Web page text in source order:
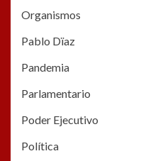
Organismos
Pablo Dïaz
Pandemia
Parlamentario
Poder Ejecutivo
Política